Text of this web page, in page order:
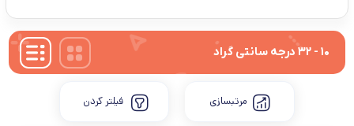
١۰ - ٣٢ درجه سانتی گراد
مرتبسازی فیلتر کردن